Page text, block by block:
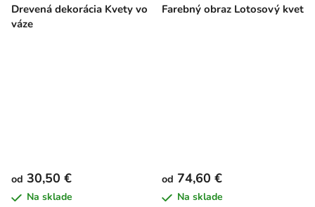
Drevená dekorácia Kvety vo
váze
Farebný obraz Lotosový kvet
od 30,50 €
Na sklade
od 74,60 €
Na sklade